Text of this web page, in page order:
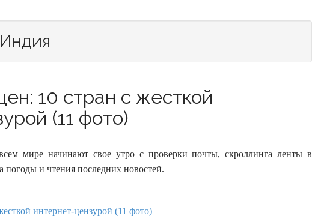
10 стран с жесткой
(11 фото)
мире начинают свое утро с проверки почты, скроллинга ленты в
погоды и чтения последних новостей.